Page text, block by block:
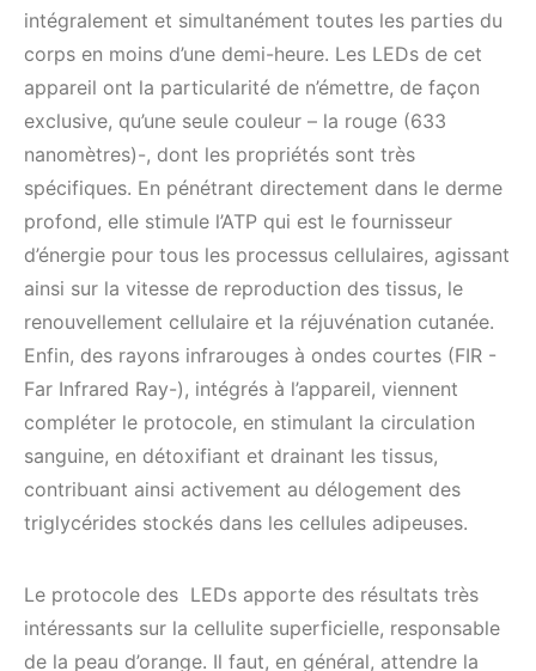
intégralement et simultanément toutes les parties du
corps en moins d’une demi-heure. Les LEDs de cet
appareil ont la particularité de n’émettre, de façon
exclusive, qu’une seule couleur – la rouge (633
nanomètres)-, dont les propriétés sont très
spécifiques. En pénétrant directement dans le derme
profond, elle stimule l’ATP qui est le fournisseur
d’énergie pour tous les processus cellulaires, agissant
ainsi sur la vitesse de reproduction des tissus, le
renouvellement cellulaire et la réjuvénation cutanée.
Enfin, des rayons infrarouges à ondes courtes (FIR -
Far Infrared Ray-), intégrés à l’appareil, viennent
compléter le protocole, en stimulant la circulation
sanguine, en détoxifiant et drainant les tissus,
contribuant ainsi activement au délogement des
triglycérides stockés dans les cellules adipeuses.
Le protocole des LEDs apporte des résultats très
intéressants sur la cellulite superficielle, responsable
de la peau d’orange. Il faut, en général, attendre la